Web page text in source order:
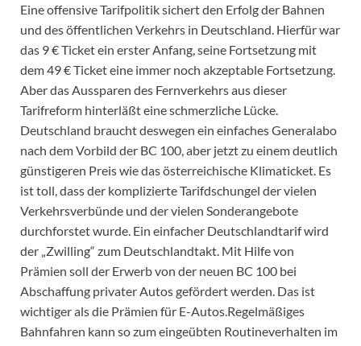
Eine offensive Tarifpolitik sichert den Erfolg der Bahnen
und des öffentlichen Verkehrs in Deutschland. Hierfür war
das 9 € Ticket ein erster Anfang, seine Fortsetzung mit
dem 49 € Ticket eine immer noch akzeptable Fortsetzung.
Aber das Aussparen des Fernverkehrs aus dieser
Tarifreform hinterläßt eine schmerzliche Lücke.
Deutschland braucht deswegen ein einfaches Generalabo
nach dem Vorbild der BC 100, aber jetzt zu einem deutlich
günstigeren Preis wie das österreichische Klimaticket. Es
ist toll, dass der komplizierte Tarifdschungel der vielen
Verkehrsverbünde und der vielen Sonderangebote
durchforstet wurde. Ein einfacher Deutschlandtarif wird
der „Zwilling“ zum Deutschlandtakt. Mit Hilfe von
Prämien soll der Erwerb von der neuen BC 100 bei
Abschaffung privater Autos gefördert werden. Das ist
wichtiger als die Prämien für E-Autos.Regelmäßiges
Bahnfahren kann so zum eingeübten Routineverhalten im